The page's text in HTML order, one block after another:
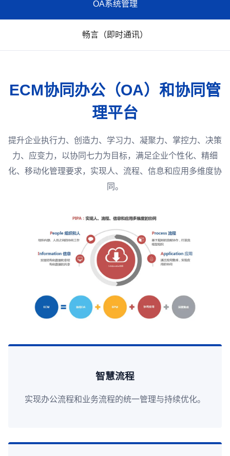
OA系统管理
畅言（即时通讯）
ECM协同办公（OA）和协同管
理平台
提升企业执行力、创造力、学习力、凝聚力、掌控力、决策
力、应变力，以协同七力为目标，满足企业个性化、精细
化、移动化管理要求，实现人、流程、信息和应用多维度协
同。
智慧流程
实现办公流程和业务流程的统一管理与持续优化。